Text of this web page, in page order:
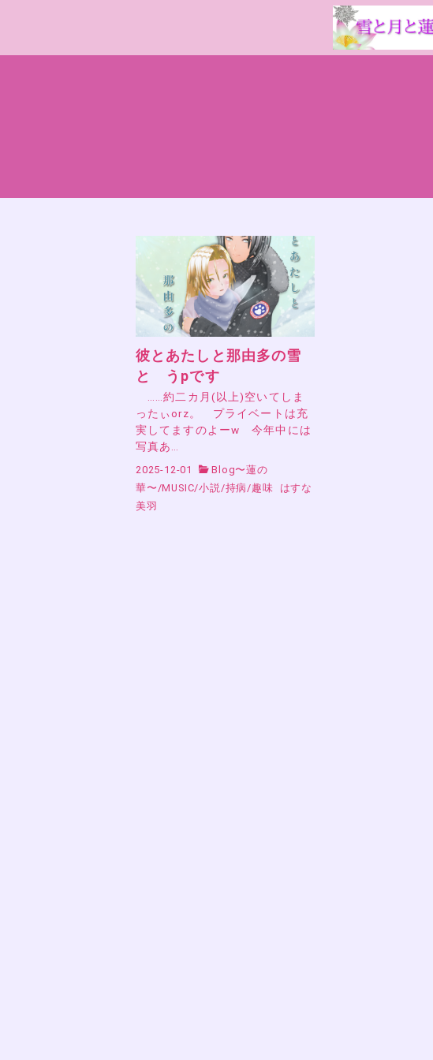
彼とあたしと那由多の雪
と うpです
……約二カ月(以上)空いてしま
ったぃorz。 プライベートは充
実してますのよーw 今年中には
写真あ…
2025-12-01
Blog〜蓮の
華〜 /MUSIC/小説 /持病 /趣味
はすな
美羽